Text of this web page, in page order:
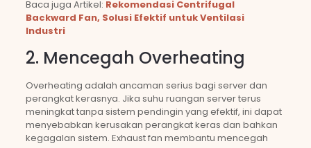
Baca juga Artikel: Rekomendasi Centrifugal
Backward Fan, Solusi Efektif untuk Ventilasi
Industri
2. Mencegah Overheating
Overheating adalah ancaman serius bagi server dan
perangkat kerasnya. Jika suhu ruangan server terus
meningkat tanpa sistem pendingin yang efektif, ini dapat
menyebabkan kerusakan perangkat keras dan bahkan
kegagalan sistem. Exhaust fan membantu mencegah